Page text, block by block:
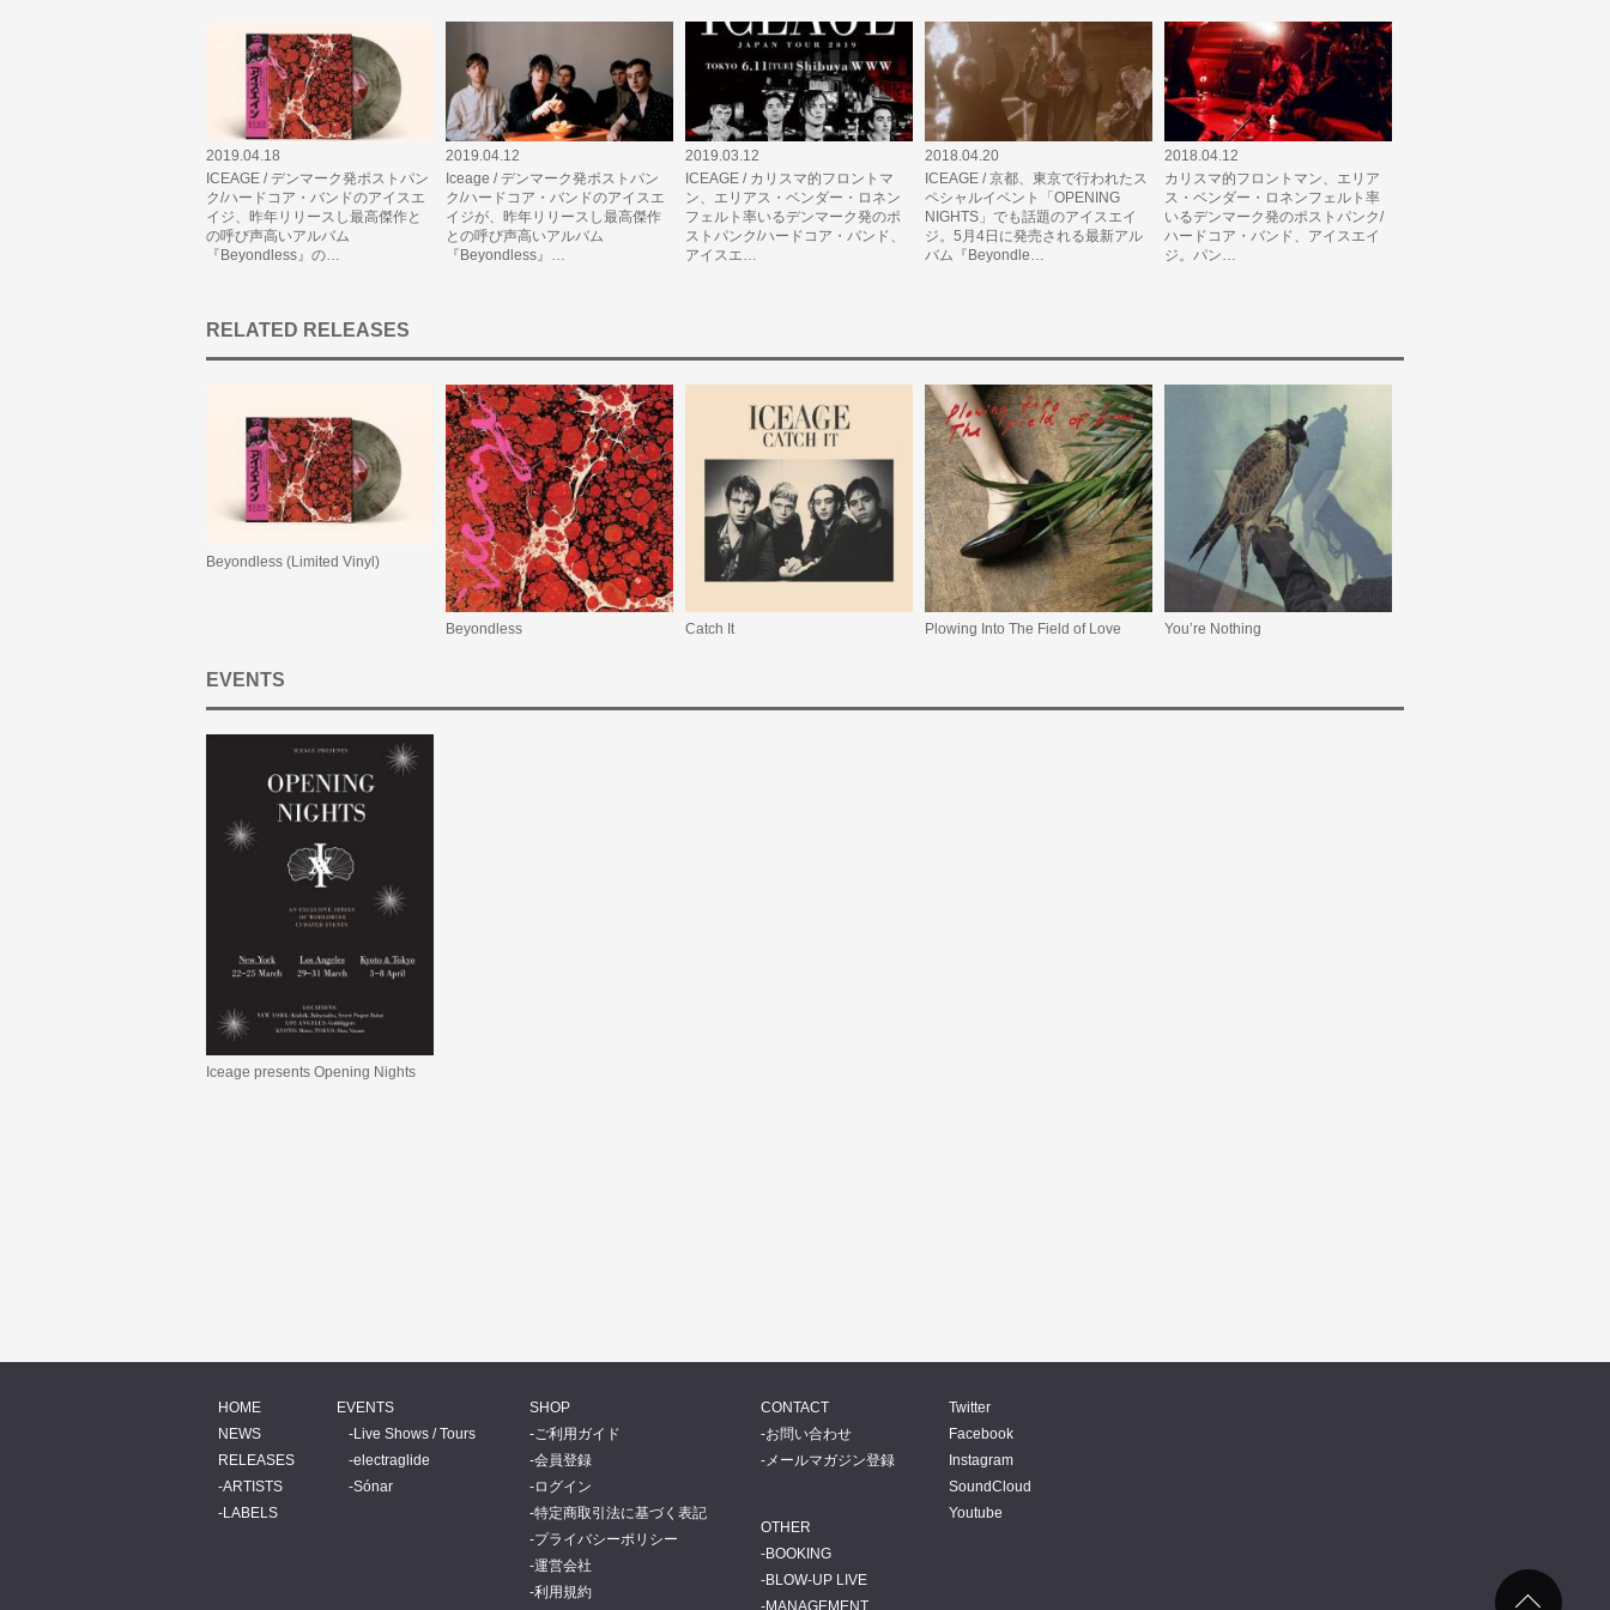
2019.04.18
ICEAGE / デンマーク発ポストパン
ク/ハードコア・バンドのアイスエ
イジ、昨年リリースし最高傑作と
の呼び声高いアルバム
『Beyondless』の…
2019.04.12
Iceage / デンマーク発ポストパン
ク/ハードコア・バンドのアイスエ
イジが、昨年リリースし最高傑作
との呼び声高いアルバム
『Beyondless』…
2019.03.12
ICEAGE / カリスマ的フロントマ
ン、エリアス・ベンダー・ロネン
フェルト率いるデンマーク発のポ
ストパンク/ハードコア・バンド、
アイスエ…
2018.04.20
ICEAGE / 京都、東京で行われたス
ペシャルイベント「OPENING
NIGHTS」でも話題のアイスエイ
ジ。5月4日に発売される最新アル
バム『Beyondle…
2018.04.12
カリスマ的フロントマン、エリア
ス・ベンダー・ロネンフェルト率
いるデンマーク発のポストパンク/
ハードコア・バンド、アイスエイ
ジ。パン…
RELATED RELEASES
Beyondless (Limited Vinyl)
Beyondless Catch It Plowing Into The Field of Love You’re Nothing
EVENTS
Iceage presents Opening Nights
HOME
NEWS
RELEASES
ARTISTS
LABELS
EVENTS
Live Shows / Tours
electraglide
Sónar
SHOP
ご利用ガイド
会員登録
ログイン
特定商取引法に基づく表記
プライバシーポリシー
運営会社
利用規約
CONTACT
お問い合わせ
メールマガジン登録
OTHER
BOOKING
BLOW-UP LIVE
MANAGEMENT
Twitter
Facebook
Instagram
SoundCloud
Youtube